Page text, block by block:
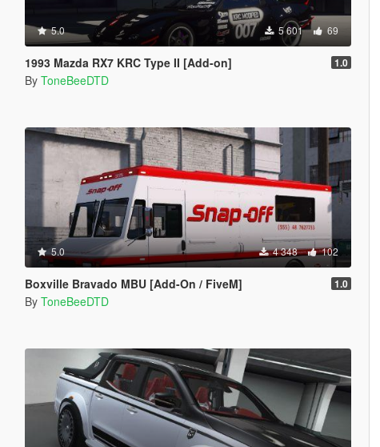
5.0 5 601 69
1993 Mazda RX7 KRC Type II [Add-on] 1.0
By ToneBeeDTD
5.0 4 348 102
Boxville Bravado MBU [Add-On / FiveM] 1.0
By ToneBeeDTD